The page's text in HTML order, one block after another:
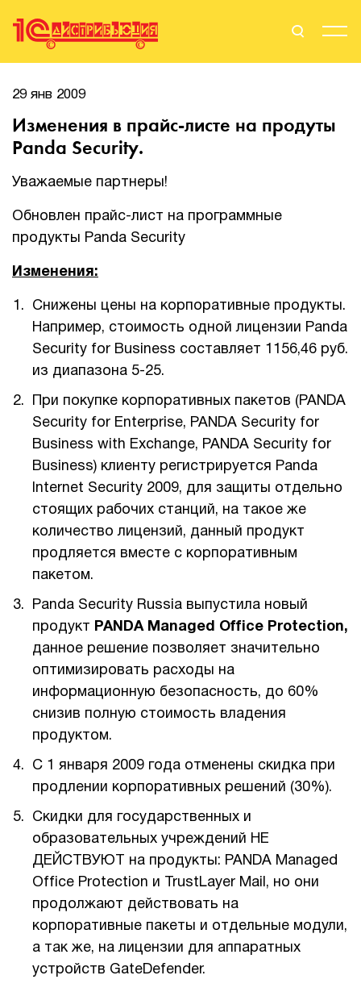
Поиск
Стать Партнером
Вендоры
Партнерам
Сервисы для партнеров
29 янв 2009
Изменения в прайс-листе на продуты
Panda Security.
Уважаемые партнеры!
Обновлен прайс-лист на программные
продукты Panda Security
Изменения:
Снижены цены на корпоративные продукты.
Например, стоимость одной лицензии Panda
Security for Business составляет 1156,46 руб.
из диапазона 5-25.
При покупке корпоративных пакетов (PANDA
Security for Enterprise, PANDA Security for
Business with Exchange, PANDA Security for
Business) клиенту регистрируется Panda
Internet Security 2009, для защиты отдельно
стоящих рабочих станций, на такое же
количество лицензий, данный продукт
продляется вместе с корпоративным
пакетом.
Panda Security Russia выпустила новый
продукт PANDA Managed Office Protection,
данное решение позволяет значительно
оптимизировать расходы на
информационную безопасность, до 60%
снизив полную стоимость владения
продуктом.
С 1 января 2009 года отменены скидка при
продлении корпоративных решений (30%).
Скидки для государственных и
образовательных учреждений НЕ
ДЕЙСТВУЮТ на продукты: PANDA Managed
Office Protection и TrustLayer Mail, но они
продолжают действовать на
корпоративные пакеты и отдельные модули,
а так же, на лицензии для аппаратных
устройств GateDefender.